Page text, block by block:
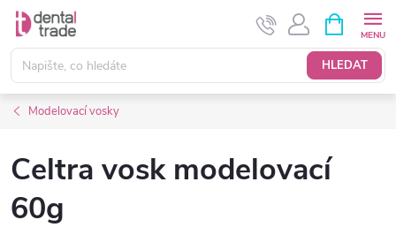
Přejít
obsah
HLEDAT
NÁKUPNÍ
KOŠÍK
Modelovací vosky
Celtra vosk modelovací
60g